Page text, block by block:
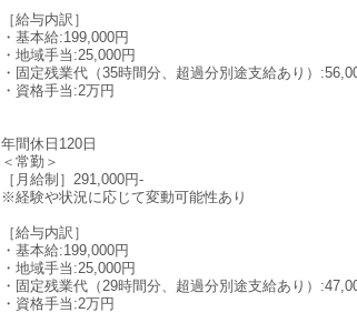
［給与内訳］
・基本給:199,000円
・地域手当:25,000円
・固定残業代（35時間分、超過分別途支給あり）
・資格手当:2万円
年間休日120日
＜常勤＞
［月給制］291,000円-
※経験や状況に応じて変動可能性あり
［給与内訳］
・基本給:199,000円
・地域手当:25,000円
・固定残業代（29時間分、超過分別途支給あり）
・資格手当:2万円